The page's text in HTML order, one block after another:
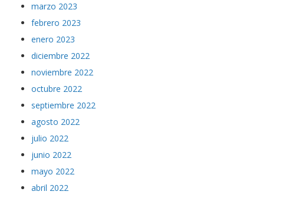
marzo 2023
febrero 2023
enero 2023
diciembre 2022
noviembre 2022
octubre 2022
septiembre 2022
agosto 2022
julio 2022
junio 2022
mayo 2022
abril 2022